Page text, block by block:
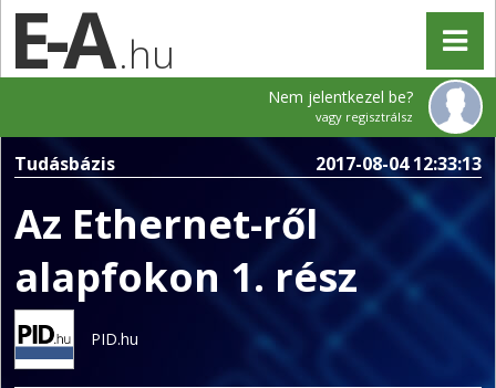
.hu
Nem jelentkezel be?
vagy regisztrálsz
Tudásbázis 2017-08-04 12:33:13
Az Ethernet-ről
alapfokon 1. rész
PID.hu